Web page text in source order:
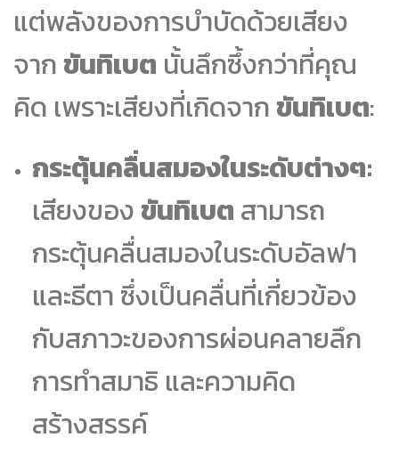
แต่พลังของการบำบัดด้วยเสียง
จากขันทิเบต นั้นลึกซึ้งกว่าที่คุณ
คิด เพราะเสียงที่เกิดจากขันทิเบต:
กระตุ้นคลื่นสมองในระดับต่างๆ:
เสียงของขันทิเบต สามารถ
กระตุ้นคลื่นสมองในระดับอัลฟา
และธีตา ซึ่งเป็นคลื่นที่เกี่ยวข้อง
กับสภาวะของการผ่อนคลายลึก
การทำสมาธิ และความคิด
สร้างสรรค์